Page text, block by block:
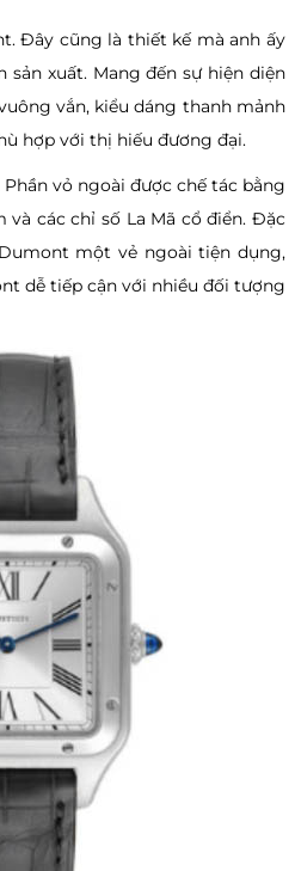
Đây cũng là thiết kế mà anh ấy
sản xuất. Mang đến sự hiện diện
vắn, kiểu dáng thanh mảnh
hợp với thị hiếu đương đại.
vỏ ngoài được chế tác bằng
các chỉ số La Mã cổ điển. Đặc
một vẻ ngoài tiện dụng,
dễ tiếp cận với nhiều đối tượng